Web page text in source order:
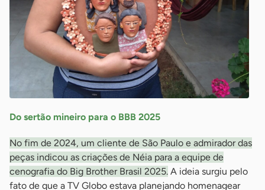
Do sertão mineiro para o BBB 2025
No fim de 2024, um cliente de São Paulo e admirador das
peças indicou as criações de Néia para a equipe de
cenografia do Big Brother Brasil 2025. A ideia surgiu pelo
fato de que a TV Globo estava planejando homenagear